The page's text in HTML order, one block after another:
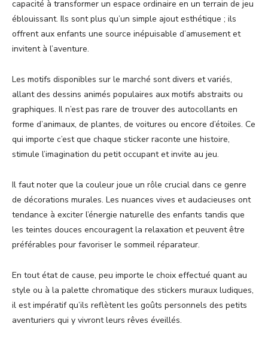
capacité à transformer un espace ordinaire en un terrain de jeu
éblouissant. Ils sont plus qu’un simple ajout esthétique ; ils
offrent aux enfants une source inépuisable d’amusement et
invitent à l’aventure.
Les motifs disponibles sur le marché sont divers et variés,
allant des dessins animés populaires aux motifs abstraits ou
graphiques. Il n’est pas rare de trouver des autocollants en
forme d’animaux, de plantes, de voitures ou encore d’étoiles. Ce
qui importe c’est que chaque sticker raconte une histoire,
stimule l’imagination du petit occupant et invite au jeu.
Il faut noter que la couleur joue un rôle crucial dans ce genre
de décorations murales. Les nuances vives et audacieuses ont
tendance à exciter l’énergie naturelle des enfants tandis que
les teintes douces encouragent la relaxation et peuvent être
préférables pour favoriser le sommeil réparateur.
En tout état de cause, peu importe le choix effectué quant au
style ou à la palette chromatique des stickers muraux ludiques,
il est impératif qu’ils reflètent les goûts personnels des petits
aventuriers qui y vivront leurs rêves éveillés.